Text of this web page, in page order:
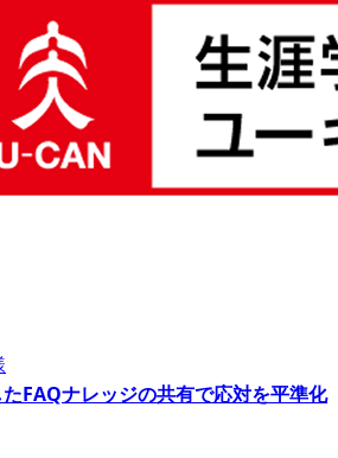
FAQナレッジの共有で応対を平準化